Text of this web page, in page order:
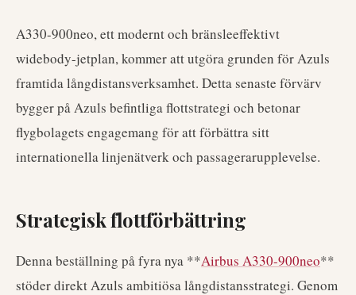
A330-900neo, ett modernt och bränsleeffektivt
widebody-jetplan, kommer att utgöra grunden för Azuls
framtida långdistansverksamhet. Detta senaste förvärv
bygger på Azuls befintliga flottstrategi och betonar
flygbolagets engagemang för att förbättra sitt
internationella linjenätverk och passagerarupplevelse.
Strategisk flottförbättring
Denna beställning på fyra nya **Airbus A330-900neo**
stöder direkt Azuls ambitiösa långdistansstrategi. Genom